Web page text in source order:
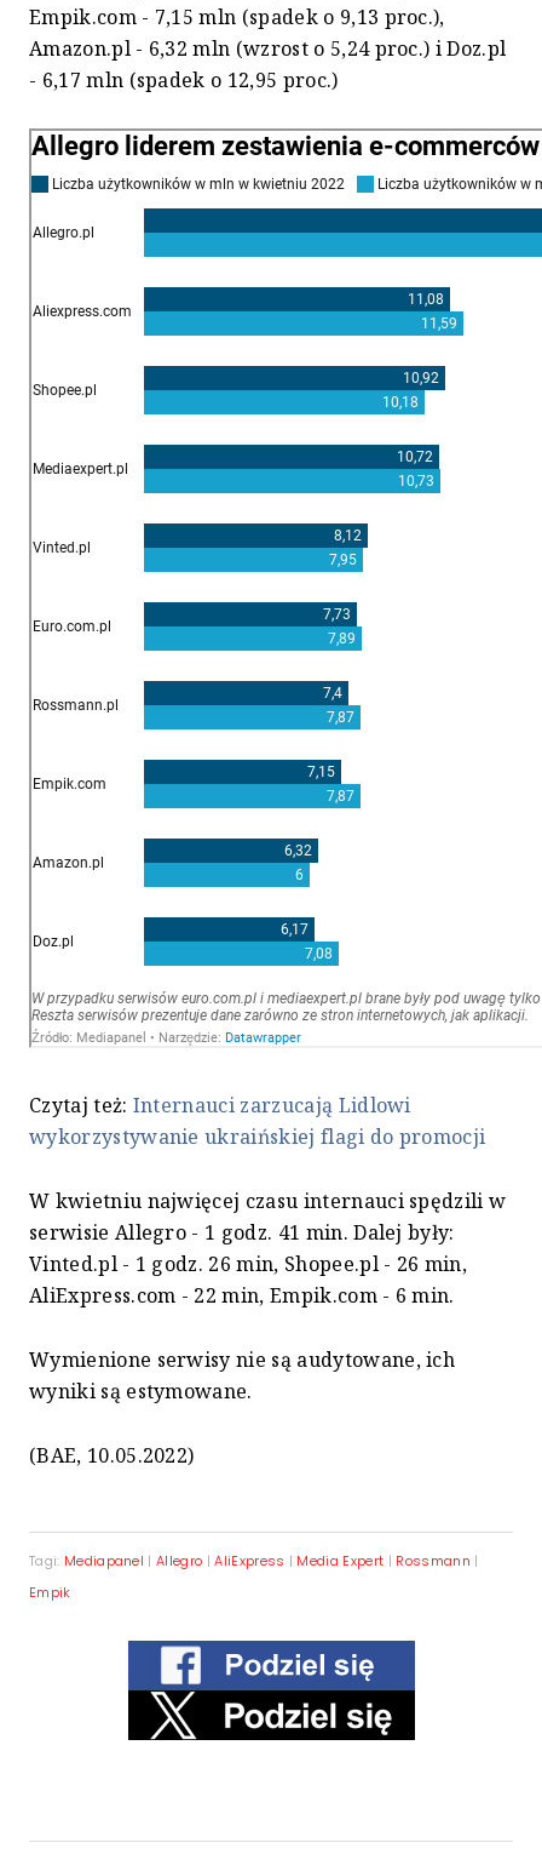
Empik.com - 7,15 mln (spadek o 9,13 proc.),
Amazon.pl - 6,32 mln (wzrost o 5,24 proc.) i Doz.pl
- 6,17 mln (spadek o 12,95 proc.)
Czytaj też: Internauci zarzucają Lidlowi
wykorzystywanie ukraińskiej flagi do promocji
W kwietniu najwięcej czasu internauci spędzili w
serwisie Allegro - 1 godz. 41 min. Dalej były:
Vinted.pl - 1 godz. 26 min, Shopee.pl - 26 min,
AliExpress.com - 22 min, Empik.com - 6 min.
Wymienione serwisy nie są audytowane, ich
wyniki są estymowane.
(BAE, 10.05.2022)
Tagi: Mediapanel |Allegro |AliExpress | Media Expert | Rossmann |
Empik